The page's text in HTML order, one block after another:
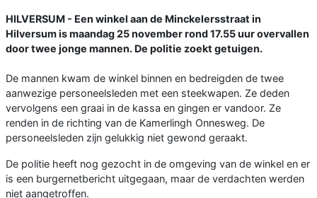
HILVERSUM - Een winkel aan de Minckelersstraat in
Hilversum is maandag 25 november rond 17.55 uur overvallen
door twee jonge mannen. De politie zoekt getuigen.
De mannen kwam de winkel binnen en bedreigden de twee
aanwezige personeelsleden met een steekwapen. Ze deden
vervolgens een graai in de kassa en gingen er vandoor. Ze
renden in de richting van de Kamerlingh Onnesweg. De
personeelsleden zijn gelukkig niet gewond geraakt.
De politie heeft nog gezocht in de omgeving van de winkel en er
is een burgernetbericht uitgegaan, maar de verdachten werden
niet aangetroffen.